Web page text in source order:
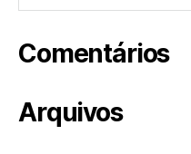
Comentários
Arquivos